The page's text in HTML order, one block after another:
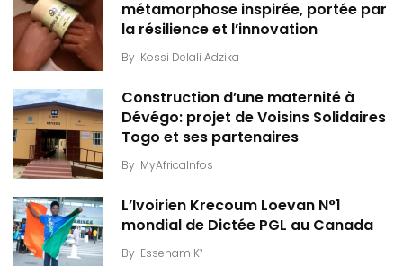
métamorphose inspirée, portée par
la résilience et l’innovation
By Kossi Delali Adzika
Construction d’une maternité à
Dévégo: projet de Voisins Solidaires
Togo et ses partenaires
By MyAfricaInfos
L’Ivoirien Krecoum Loevan N°1
mondial de Dictée PGL au Canada
By Essenam K²